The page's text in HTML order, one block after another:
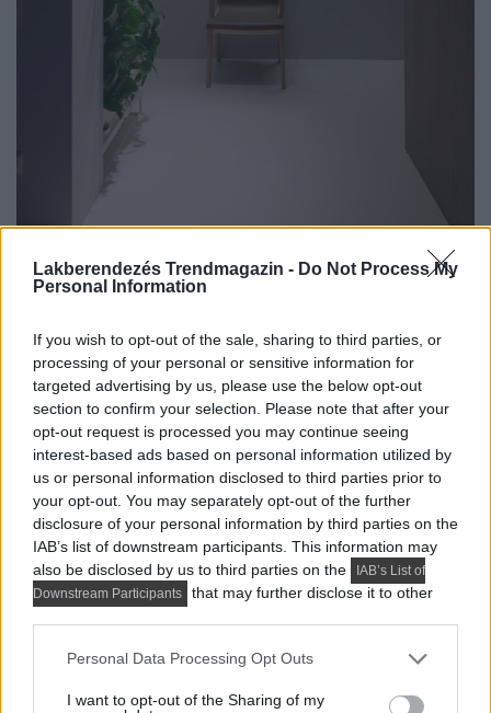
Lakberendezés Trendmagazin - Do Not Process My
Personal Information
If you wish to opt-out of the sale, sharing to third parties, or
processing of your personal or sensitive information for
targeted advertising by us, please use the below opt-out
section to confirm your selection. Please note that after your
opt-out request is processed you may continue seeing
interest-based ads based on personal information utilized by
us or personal information disclosed to third parties prior to
your opt-out. You may separately opt-out of the further
disclosure of your personal information by third parties on the
IAB’s list of downstream participants. This information may
also be disclosed by us to third parties on the
IAB’s List of
Downstream Participants
that may further disclose it to other
Please note that this website/app uses one or more Google
not limited to your visit or usage behaviour. You may click to
Personal Data Processing Opt Outs
I want to opt-out of the Sharing of my